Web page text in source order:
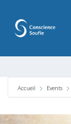
Accueil Events